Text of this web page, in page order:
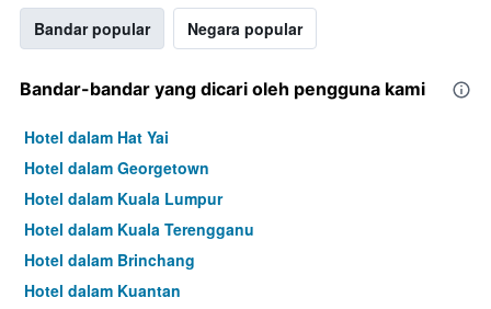
Bandar popular Negara popular
Bandar-bandar yang dicari oleh pengguna kami
Hotel dalam Hat Yai
Hotel dalam Georgetown
Hotel dalam Kuala Lumpur
Hotel dalam Kuala Terengganu
Hotel dalam Brinchang
Hotel dalam Kuantan